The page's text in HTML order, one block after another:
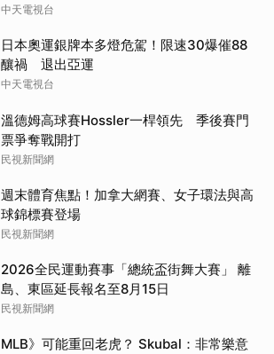
中天電視台
日本奧運銀牌本多燈危駕！限速30爆催88
釀禍 退出亞運
中天電視台
溫德姆高球賽Hossler一桿領先 季後賽門
票爭奪戰開打
民視新聞網
週末體育焦點！加拿大網賽、女子環法與高
球錦標賽登場
民視新聞網
2026全民運動賽事「總統盃街舞大賽」 離
島、東區延長報名至8月15日
民視新聞網
MLB》可能重回老虎？ Skubal：非常樂意